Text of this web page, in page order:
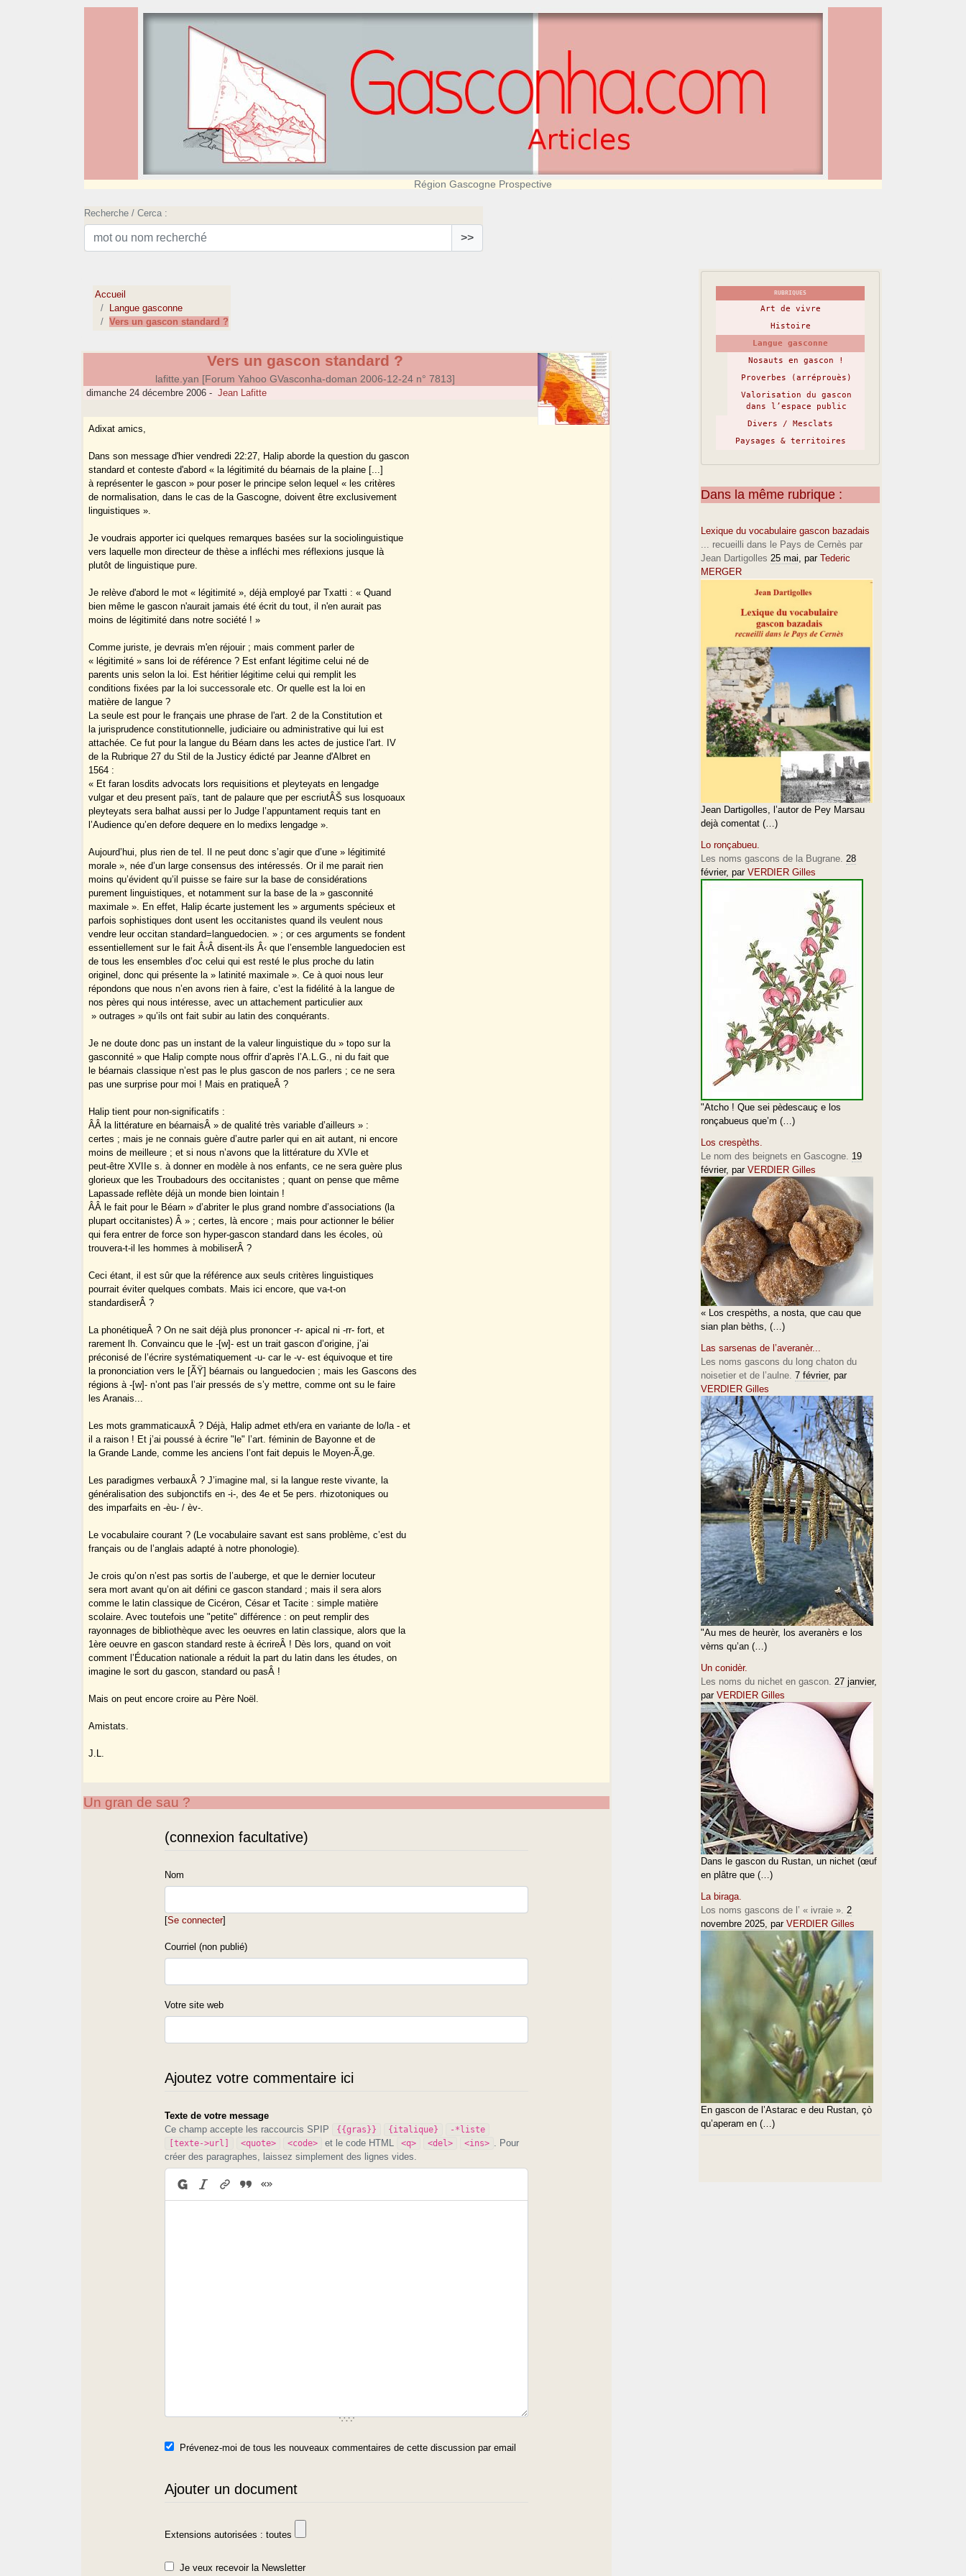
Région Gascogne Prospective
Recherche / Cerca :
>>
Accueil
Langue gasconne
Vers un gascon standard ?
Vers un gascon standard ?
lafitte.yan [Forum Yahoo GVasconha-doman 2006-12-24 n° 7813]
dimanche 24 décembre 2006 - Jean Lafitte
Adixat amics,
Dans son message d'hier vendredi 22:27, Halip aborde la question du gascon
standard et conteste d'abord « la légitimité du béarnais de la plaine [...]
à représenter le gascon » pour poser le principe selon lequel « les critères
de normalisation, dans le cas de la Gascogne, doivent être exclusivement
linguistiques ».
Je voudrais apporter ici quelques remarques basées sur la sociolinguistique
vers laquelle mon directeur de thèse a infléchi mes réflexions jusque là
plutôt de linguistique pure.
Je relève d'abord le mot « légitimité », déjà employé par Txatti : « Quand
bien même le gascon n'aurait jamais été écrit du tout, il n'en aurait pas
moins de légitimité dans notre société ! »
Comme juriste, je devrais m'en réjouir ; mais comment parler de
« légitimité » sans loi de référence ? Est enfant légitime celui né de
parents unis selon la loi. Est héritier légitime celui qui remplit les
conditions fixées par la loi successorale etc. Or quelle est la loi en
matière de langue ?
La seule est pour le français une phrase de l'art. 2 de la Constitution et
la jurisprudence constitutionnelle, judiciaire ou administrative qui lui est
attachée. Ce fut pour la langue du Béarn dans les actes de justice l'art. IV
de la Rubrique 27 du Stil de la Justicy édicté par Jeanne d'Albret en
1564 :
« Et faran losdits advocats lors requisitions et pleyteyats en lengadge
vulgar et deu present païs, tant de palaure que per escriutÂŠ sus losquoaux
pleyteyats sera balhat aussi per lo Judge l’appuntament requis tant en
l’Audience qu’en defore dequere en lo medixs lengadge ».
Aujourd’hui, plus rien de tel. Il ne peut donc s’agir que d’une » légitimité
morale », née d’un large consensus des intéressés. Or il me parait rien
moins qu’évident qu’il puisse se faire sur la base de considérations
purement linguistiques, et notamment sur la base de la » gasconnité
maximale ». En effet, Halip écarte justement les » arguments spécieux et
parfois sophistiques dont usent les occitanistes quand ils veulent nous
vendre leur occitan standard=languedocien. » ; or ces arguments se fondent
essentiellement sur le fait Â‹Â disent-ils Â‹ que l’ensemble languedocien est
de tous les ensembles d’oc celui qui est resté le plus proche du latin
originel, donc qui présente la » latinité maximale ». Ce à quoi nous leur
répondons que nous n’en avons rien à faire, c’est la fidélité à la langue de
nos pères qui nous intéresse, avec un attachement particulier aux
» outrages » qu’ils ont fait subir au latin des conquérants.
Je ne doute donc pas un instant de la valeur linguistique du » topo sur la
gasconnité » que Halip compte nous offrir d’après l’A.L.G., ni du fait que
le béarnais classique n’est pas le plus gascon de nos parlers ; ce ne sera
pas une surprise pour moi ! Mais en pratiqueÂ ?
Halip tient pour non-significatifs :
Â­Â la littérature en béarnaisÂ » de qualité très variable d’ailleurs » :
certes ; mais je ne connais guère d’autre parler qui en ait autant, ni encore
moins de meilleure ; et si nous n’avons que la littérature du XVIe et
peut-être XVIIe s. à donner en modèle à nos enfants, ce ne sera guère plus
glorieux que les Troubadours des occitanistes ; quant on pense que même
Lapassade reflète déjà un monde bien lointain !
Â­Â le fait pour le Béarn » d’abriter le plus grand nombre d’associations (la
plupart occitanistes) Â » ; certes, là encore ; mais pour actionner le bélier
qui fera entrer de force son hyper-gascon standard dans les écoles, où
trouvera-t-il les hommes à mobiliserÂ ?
Ceci étant, il est sûr que la référence aux seuls critères linguistiques
pourrait éviter quelques combats. Mais ici encore, que va-t-on
standardiserÂ ?
La phonétiqueÂ ? On ne sait déjà plus prononcer -r- apical ni -rr- fort, et
rarement lh. Convaincu que le -[w]- est un trait gascon d’origine, j’ai
préconisé de l’écrire systématiquement -u- car le -v- est équivoque et tire
la prononciation vers le [ÃŸ] béarnais ou languedocien ; mais les Gascons des
régions à -[w]- n’ont pas l’air pressés de s’y mettre, comme ont su le faire
les Aranais...
Les mots grammaticauxÂ ? Déjà, Halip admet eth/era en variante de lo/la - et
il a raison ! Et j’ai poussé à écrire "le" l’art. féminin de Bayonne et de
la Grande Lande, comme les anciens l’ont fait depuis le Moyen-Ã‚ge.
Les paradigmes verbauxÂ ? J’imagine mal, si la langue reste vivante, la
généralisation des subjonctifs en -i-, des 4e et 5e pers. rhizotoniques ou
des imparfaits en -èu- / èv-.
Le vocabulaire courant ? (Le vocabulaire savant est sans problème, c’est du
français ou de l’anglais adapté à notre phonologie).
Je crois qu’on n’est pas sortis de l’auberge, et que le dernier locuteur
sera mort avant qu’on ait défini ce gascon standard ; mais il sera alors
comme le latin classique de Cicéron, César et Tacite : simple matière
scolaire. Avec toutefois une "petite" différence : on peut remplir des
rayonnages de bibliothèque avec les oeuvres en latin classique, alors que la
1ère oeuvre en gascon standard reste à écrireÂ ! Dès lors, quand on voit
comment l’Éducation nationale a réduit la part du latin dans les études, on
imagine le sort du gascon, standard ou pasÂ !
Mais on peut encore croire au Père Noël.
Amistats.
J.L.
Un gran de sau ?
(connexion facultative)
Nom
[Se connecter]
Courriel (non publié)
Votre site web
Ajoutez votre commentaire ici
Texte de votre message
Ce champ accepte les raccourcis SPIP
{{gras}} {italique}
-*liste
[texte->url]
<quote> <code> et le code HTML <q> <del> <ins>
. Pour
créer des paragraphes, laissez simplement des lignes vides.
Prévenez-moi de tous les nouveaux commentaires de cette discussion par email
Ajouter un document
Extensions autorisées : toutes
Je veux recevoir la Newsletter
RUBRIQUES
Art de vivre
Histoire
Langue gasconne
Nosauts en gascon !
Proverbes (arréprouès)
Valorisation du gascon
dans l’espace public
Divers / Mesclats
Paysages & territoires
Dans la même rubrique :
Lexique du vocabulaire gascon bazadais
... recueilli dans le Pays de Cernès par
Jean Dartigolles 25 mai, par Tederic
MERGER
Jean Dartigolles, l’autor de Pey Marsau
dejà comentat (…)
Lo ronçabueu.
Les noms gascons de la Bugrane. 28
février, par VERDIER Gilles
"Atcho ! Que sei pèdescauç e los
ronçabueus que’m (…)
Los crespèths.
Le nom des beignets en Gascogne. 19
février, par VERDIER Gilles
« Los crespèths, a nosta, que cau que
sian plan bèths, (…)
Las sarsenas de l’averanèr...
Les noms gascons du long chaton du
noisetier et de l’aulne. 7 février, par
VERDIER Gilles
"Au mes de heurèr, los averanèrs e los
vèrns qu’an (…)
Un conidèr.
Les noms du nichet en gascon. 27 janvier,
par VERDIER Gilles
Dans le gascon du Rustan, un nichet (œuf
en plâtre que (…)
La biraga.
Los noms gascons de l’ « ivraie ». 2
novembre 2025, par VERDIER Gilles
En gascon de l’Astarac e deu Rustan, çò
qu’aperam en (…)